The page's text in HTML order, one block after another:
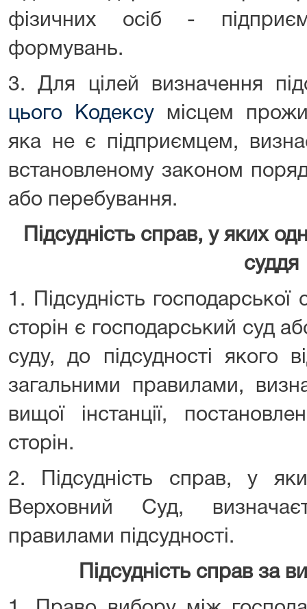
фізичних осіб -
формувань.
3. Для цілей визначення
цього Кодексу місцем
яка не є підприємцем,
встановленому законом
або перебування.
Підсудність справ, у яких
суддя
1. Підсудність господарської
сторін є господарський суд
суду, до підсудності якого
загальними правилами,
вищої інстанції,
сторін.
2. Підсудність справ, у
Верховний Суд,
правилами підсудності.
Підсудність справ за